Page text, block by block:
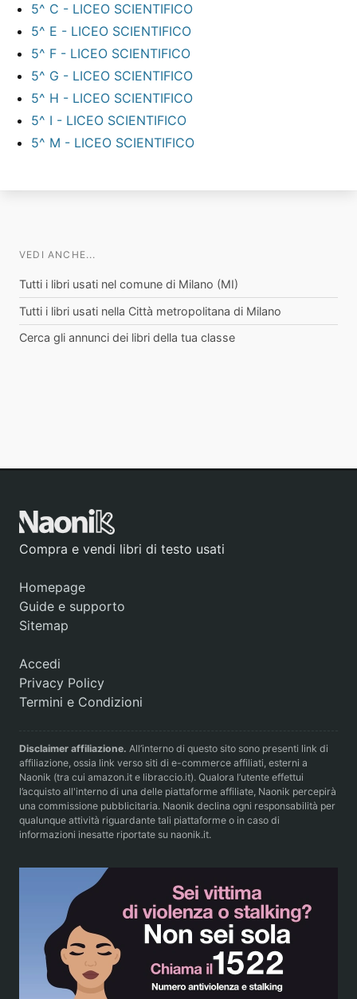
5^ C - LICEO SCIENTIFICO
5^ E - LICEO SCIENTIFICO
5^ F - LICEO SCIENTIFICO
5^ G - LICEO SCIENTIFICO
5^ H - LICEO SCIENTIFICO
5^ I - LICEO SCIENTIFICO
5^ M - LICEO SCIENTIFICO
VEDI ANCHE...
Tutti i libri usati nel comune di Milano (MI)
Tutti i libri usati nella Città metropolitana di Milano
Cerca gli annunci dei libri della tua classe
Compra e vendi libri di testo usati
Homepage
Guide e supporto
Sitemap
Accedi
Privacy Policy
Termini e Condizioni